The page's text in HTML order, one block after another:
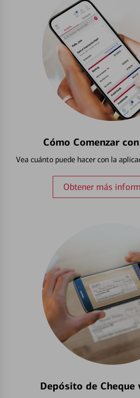
Cómo Comenzar
Vea cuánto puede hacer con la
Obtener más
Depósito de Cheque